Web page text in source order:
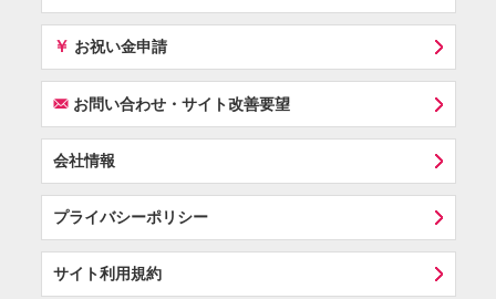
￥ お祝い金申請
Fお問い合わせ・サイト改善要望
会社情報
プライバシーポリシー
サイト利用規約